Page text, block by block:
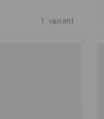
1 variant